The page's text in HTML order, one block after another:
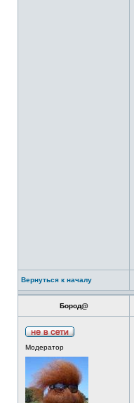
Вернуться к началу
Бород@
Модератор